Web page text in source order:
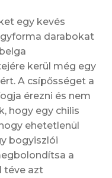
egy kevés
darabokat
kerül még egy
A csípősséget a
érezni és nem
hogy egy chilis
ehetetlenül
bogyiszlói
a
téve azt